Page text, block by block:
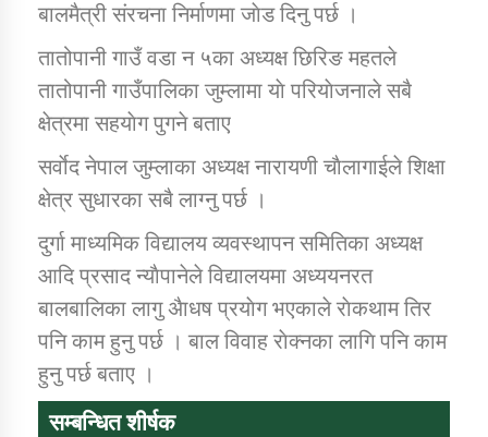
बालमैत्री संरचना निर्माणमा जाेड दिनु पर्छ ।
तातोपानी गाउँ वडा न ५का अध्यक्ष छिरिङ महतले
तातोपानी गाउँपालिका जुम्लामा याे परियाेजनाले सबै
क्षेत्रमा सहयाेग पुगने बताए
सर्वाेद नेपाल जुम्लाका अध्यक्ष नारायणी चाैलागाईले शिक्षा
क्षेत्र सुधारका सबै लाग्नु पर्छ ।
दुर्गा माध्यमिक विद्यालय व्यवस्थापन समितिका अध्यक्ष
आदि प्रसाद न्याैपानेले विद्यालयमा अध्ययनरत
बालबालिका लागु अैाधष प्रयाेग भएकाले राेकथाम तिर
पनि काम हुनु पर्छ । बाल विवाह राेक्नका लागि पनि काम
हुनु पर्छ बताए ।
सम्बन्धित शीर्षक